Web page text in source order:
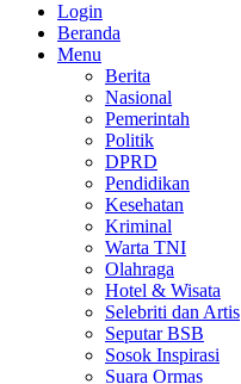
Login
Beranda
Menu
Berita
Nasional
Pemerintah
Politik
DPRD
Pendidikan
Kesehatan
Kriminal
Warta TNI
Olahraga
Hotel & Wisata
Selebriti dan Artis
Seputar BSB
Sosok Inspirasi
Suara Ormas